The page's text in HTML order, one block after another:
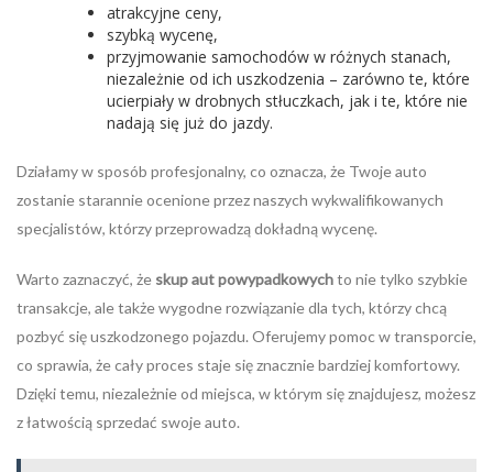
atrakcyjne ceny,
szybką wycenę,
przyjmowanie samochodów w różnych stanach,
niezależnie od ich uszkodzenia – zarówno te, które
ucierpiały w drobnych stłuczkach, jak i te, które nie
nadają się już do jazdy.
Działamy w sposób profesjonalny, co oznacza, że Twoje auto
zostanie starannie ocenione przez naszych wykwalifikowanych
specjalistów, którzy przeprowadzą dokładną wycenę.
Warto zaznaczyć, że skup aut powypadkowychto nie tylko szybkie
transakcje, ale także wygodne rozwiązanie dla tych, którzy chcą
pozbyć się uszkodzonego pojazdu. Oferujemy pomoc w transporcie,
co sprawia, że cały proces staje się znacznie bardziej komfortowy.
Dzięki temu, niezależnie od miejsca, w którym się znajdujesz, możesz
z łatwością sprzedać swoje auto.